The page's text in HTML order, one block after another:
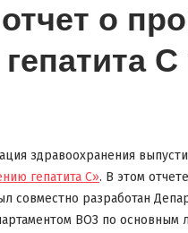
о
С
здравоохранения
гепатита С». В этом
совместно разработан
ВОЗ по основным